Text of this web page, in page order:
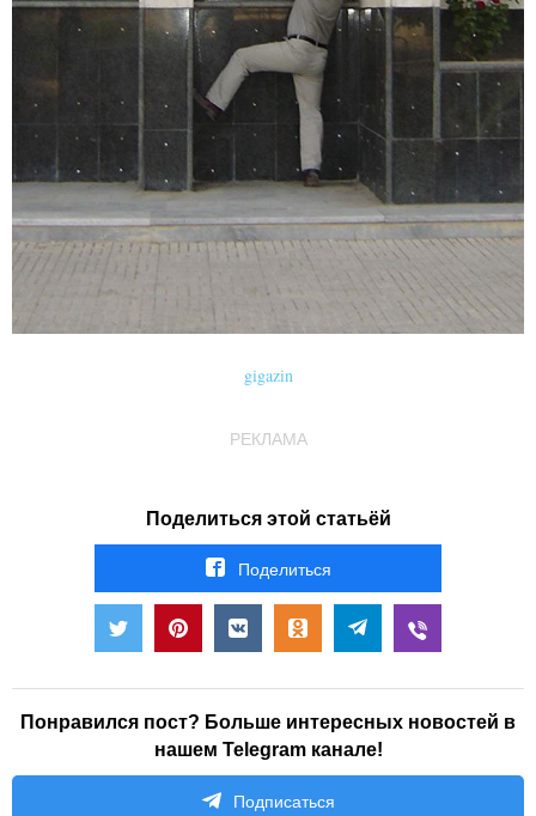
gigazin
РЕКЛАМА
Поделиться этой статьёй
Поделиться
Понравился пост? Больше интересных новостей в
нашем Telegram канале!
Подписаться